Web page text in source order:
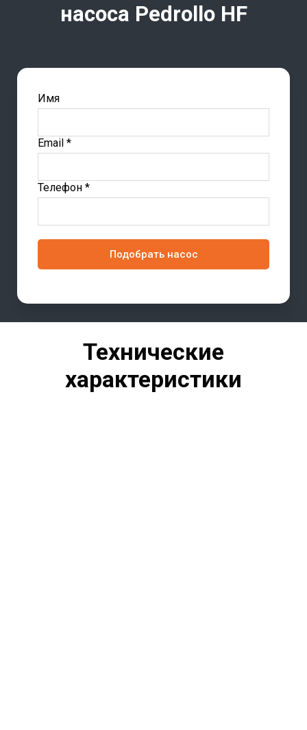
насоса Pedrollo HF
Имя
Email *
Телефон *
Подобрать насос
Технические
характеристики